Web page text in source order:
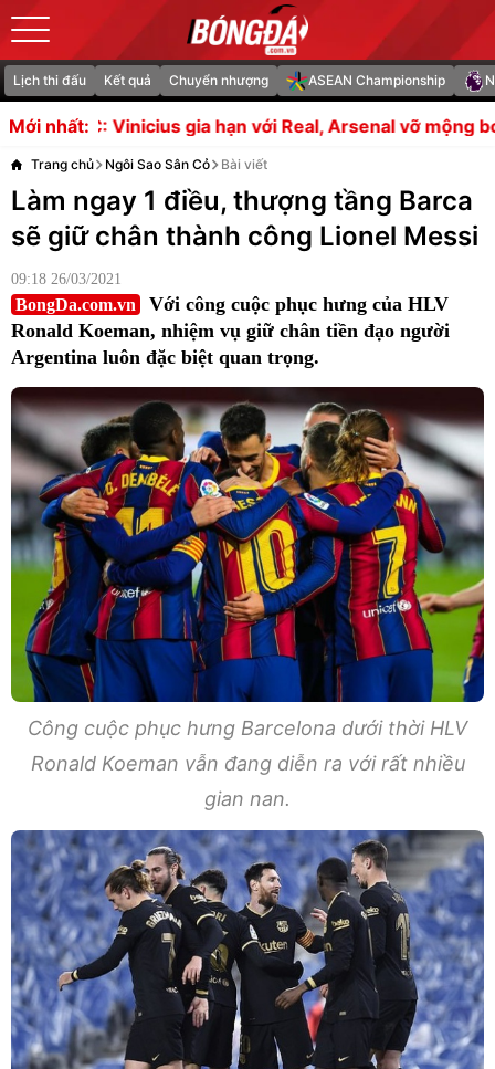
Lịch thi đấu Kết quả Chuyển nhượng ASEAN Championship
Mới nhất:
hạn với Real, Arsenal vỡ mộng bom tấn Alan Shearer
Trang chủ Ngôi Sao Sân Cỏ Bài viết
Làm ngay 1 điều, thượng tầng Barca
sẽ giữ chân thành công Lionel Messi
09:18 26/03/2021
BongDa.com.vn
Với công cuộc phục hưng của HLV
Ronald Koeman, nhiệm vụ giữ chân tiền đạo người
Argentina luôn đặc biệt quan trọng.
Công cuộc phục hưng Barcelona dưới thời HLV
Ronald Koeman vẫn đang diễn ra với rất nhiều
gian nan.